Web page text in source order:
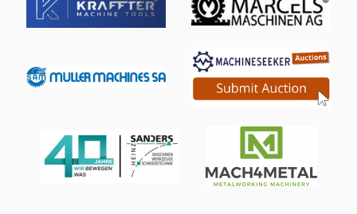
Rectifieuse De Chanfrein
Rectifieuse De Profil
Rectifieuse De Vilebrequin